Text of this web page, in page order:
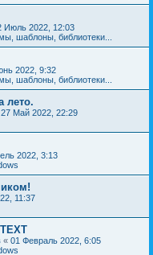
Июль 2022, 12:03
шаблоны, библиотеки...
2022, 9:32
шаблоны, библиотеки...
лето.
27 Май 2022, 22:29
2022, 3:13
11:37
« 01 Февраль 2022, 6:05